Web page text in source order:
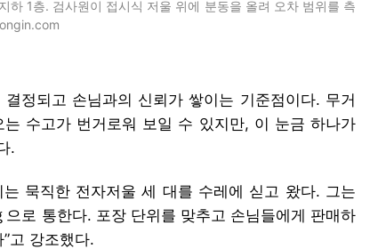
하 1층. 검사원이 접시식 저울 위에 분동을 올려 오차 범위를 측
정되고 손님과의 신뢰가 쌓이는 기준점이다. 무거
수고가 번거로워 보일 수 있지만, 이 눈금 하나가
.
묵직한 전자저울 세 대를 수레에 싣고 왔다. 그는
로 통한다. 포장 단위를 맞추고 손님들에게 판매하
고 강조했다.